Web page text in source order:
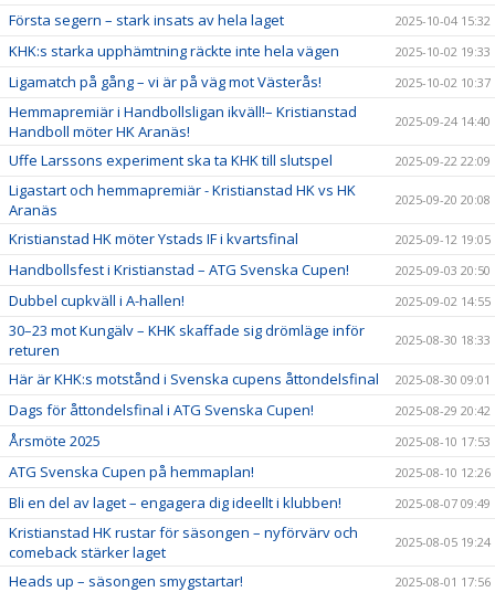
Första segern – stark insats av hela laget 2025-10-04 15:32
KHK:s starka upphämtning räckte inte hela vägen 2025-10-02 19:33
Ligamatch på gång – vi är på väg mot Västerås! 2025-10-02 10:37
Hemmapremiär i Handbollsligan ikväll!– Kristianstad
Handboll möter HK Aranäs!
2025-09-24 14:40
Uffe Larssons experiment ska ta KHK till slutspel 2025-09-22 22:09
Ligastart och hemmapremiär - Kristianstad HK vs HK
Aranäs
2025-09-20 20:08
Kristianstad HK möter Ystads IF i kvartsfinal 2025-09-12 19:05
Handbollsfest i Kristianstad – ATG Svenska Cupen! 2025-09-03 20:50
Dubbel cupkväll i A-hallen! 2025-09-02 14:55
30–23 mot Kungälv – KHK skaffade sig drömläge inför
returen
2025-08-30 18:33
Här är KHK:s motstånd i Svenska cupens åttondelsfinal 2025-08-30 09:01
Dags för åttondelsfinal i ATG Svenska Cupen! 2025-08-29 20:42
Årsmöte 2025 2025-08-10 17:53
ATG Svenska Cupen på hemmaplan! 2025-08-10 12:26
Bli en del av laget – engagera dig ideellt i klubben! 2025-08-07 09:49
Kristianstad HK rustar för säsongen – nyförvärv och
comeback stärker laget
2025-08-05 19:24
Heads up – säsongen smygstartar! 2025-08-01 17:56